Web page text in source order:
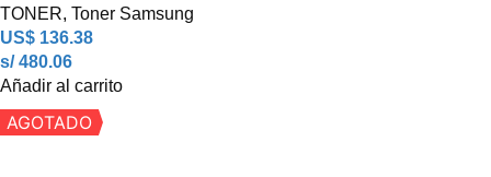
TONER, Toner Samsung
US$ 136.38
s/ 480.06
Añadir al carrito
AGOTADO